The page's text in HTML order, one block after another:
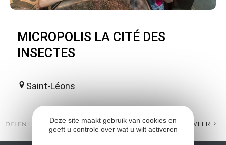
MICROPOLIS LA CITÉ DES
INSECTES
Saint-Léons
DELEN : E-MAIL MESSENGER FACEBOOK MEER
Deze site maakt gebruik van cookies en
geeft u controle over wat u wilt activeren